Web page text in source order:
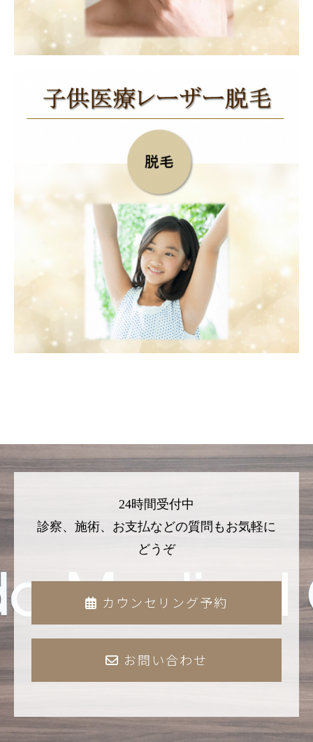
24時間受付中
診察、施術、お支払などの質問もお気軽に
どうぞ
カウンセリング予約
お問い合わせ